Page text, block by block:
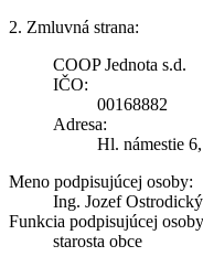
2. Zmluvná strana:
COOP Jednota s.d.
IČO:
00168882
Adresa:
Hl. námestie
Meno podpisujúcej osoby:
Ing. Jozef Ostrodický
Funkcia podpisujúcej
starosta obce